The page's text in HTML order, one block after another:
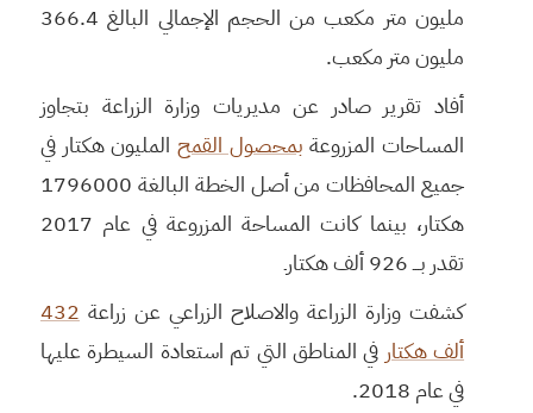
مليون متر مكعب من الحجم الإجمالي البالغ 366.4
مليون متر مكعب.
أفاد تقرير صادر عن مديريات وزارة الزراعة بتجاوز
المساحات المزروعة بمحصول القمح المليون هكتار في
جميع المحافظات من أصل الخطة البالغة 1796000
هكتار، بينما كانت المساحة المزروعة في عام 2017
تقدر بـــ 926 ألف هكتارـ
كشفت وزارة الزراعة والاصلاح الزراعي عن زراعة432
ألف هكتار في المناطق التي تم استعادة السيطرة عليها
في عام 2018.